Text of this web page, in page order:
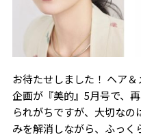
お待たせしました！ ヘア
企画が『美的』5月号で、
られがちですが、大切な
みを解消しながら、ふっく